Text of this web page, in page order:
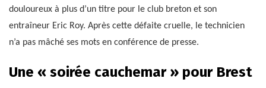
douloureux à plus d’un titre pour le club breton et son
entraîneur Eric Roy. Après cette défaite cruelle, le technicien
n’a pas mâché ses mots en conférence de presse.
Une « soirée cauchemar » pour Brest